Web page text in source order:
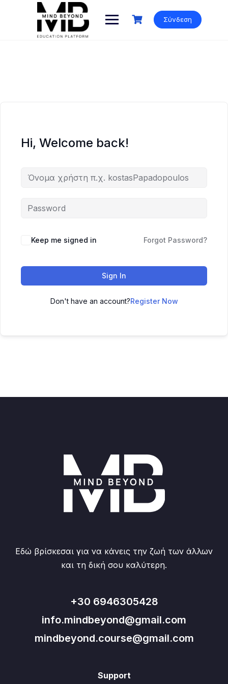
Σύνδεση
Hi, Welcome back!
Keep me signed in Forgot Password?
Sign In
Don't have an account?Register Now
Εδώ βρίσκεσαι για να κάνεις την ζωή των άλλων
και τη δική σου καλύτερη.
+30 6946305428
info.mindbeyond@gmail.com
mindbeyond.course@gmail.com
Support